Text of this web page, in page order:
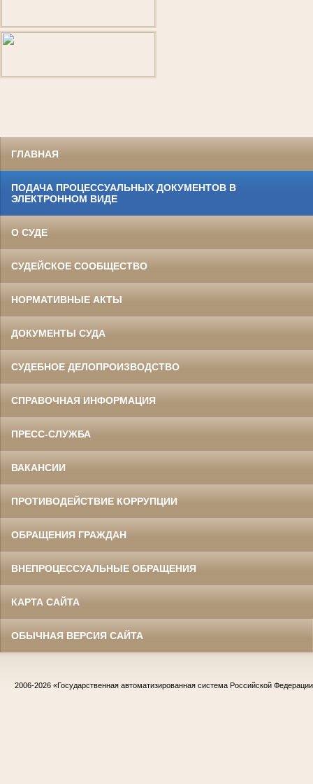
ГЛАВНАЯ
ПОДАЧА ПРОЦЕССУАЛЬНЫХ ДОКУМЕНТОВ В
ЭЛЕКТРОННОМ ВИДЕ
О СУДЕ
СУДЕЙСКОЕ СООБЩЕСТВО
НОРМАТИВНЫЕ АКТЫ
ДОКУМЕНТЫ СУДА
СУДЕБНОЕ ДЕЛОПРОИЗВОДСТВО
СПРАВОЧНАЯ ИНФОРМАЦИЯ
ПРЕСС-СЛУЖБА
ВАКАНСИИ
ПРОТИВОДЕЙСТВИЕ КОРРУПЦИИ
ОБРАЩЕНИЯ ГРАЖДАН
ВНЕПРОЦЕССУАЛЬНЫЕ ОБРАЩЕНИЯ
КАРТА САЙТА
ОБЫЧНАЯ ВЕРСИЯ САЙТА
2006-2026 «Государственная автоматизированная система Российской